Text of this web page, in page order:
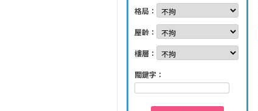
格局：
屋齡：
樓層：
關鍵字：